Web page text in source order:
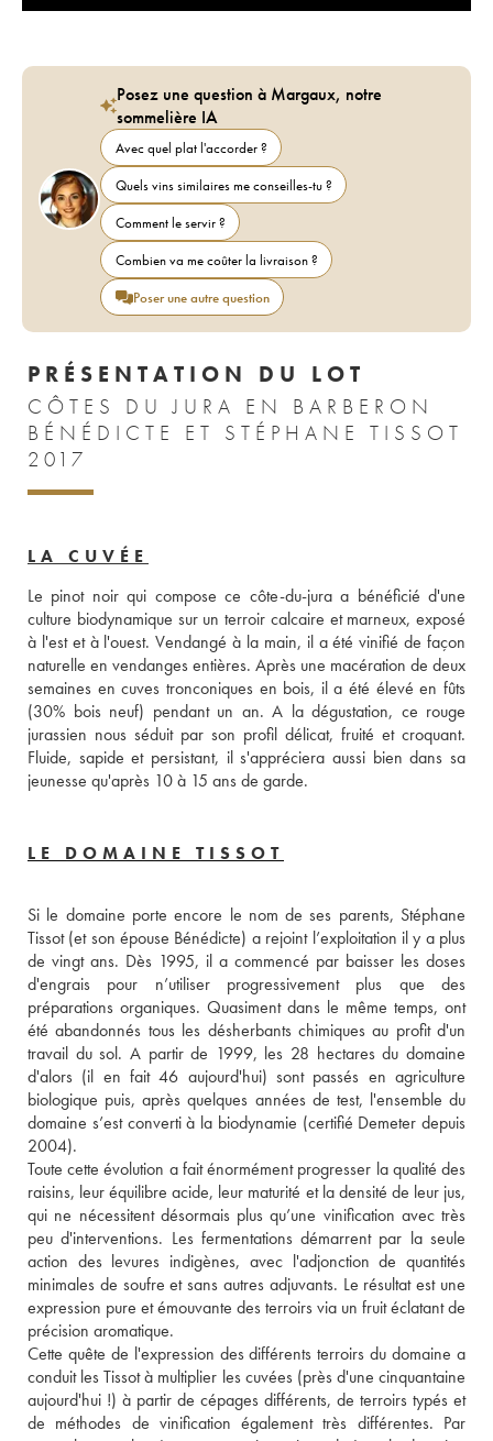
Posez une question à Margaux, notre
sommelière IA
Avec quel plat l'accorder ?
Quels vins similaires me conseilles-tu ?
Comment le servir ?
Combien va me coûter la livraison ?
Poser une autre question
PRÉSENTATION DU LOT
CÔTES DU JURA EN BARBERON
BÉNÉDICTE ET STÉPHANE TISSOT
2017
LA CUVÉE
Le pinot noir qui compose ce côte-du-jura a bénéficié d'une
culture biodynamique sur un terroir calcaire et marneux, exposé
à l'est et à l'ouest. Vendangé à la main, il a été vinifié de façon
naturelle en vendanges entières. Après une macération de deux
semaines en cuves tronconiques en bois, il a été élevé en fûts
(30% bois neuf) pendant un an. A la dégustation, ce rouge
jurassien nous séduit par son profil délicat, fruité et croquant.
Fluide, sapide et persistant, il s'appréciera aussi bien dans sa
LE DOMAINE TISSOT
Si le domaine porte encore le nom de ses parents, Stéphane
Tissot (et son épouse Bénédicte) a rejoint l’exploitation il y a plus
de vingt ans. Dès 1995, il a commencé par baisser les doses
d'engrais pour n’utiliser progressivement plus que des
préparations organiques. Quasiment dans le même temps, ont
été abandonnés tous les désherbants chimiques au profit d'un
travail du sol. A partir de 1999, les 28 hectares du domaine
d'alors (il en fait 46 aujourd'hui) sont passés en agriculture
biologique puis, après quelques années de test, l'ensemble du
domaine s’est converti à la biodynamie (certifié Demeter depuis
2004).
Toute cette évolution a fait énormément progresser la qualité des
raisins, leur équilibre acide, leur maturité et la densité de leur jus,
qui ne nécessitent désormais plus qu’une vinification avec très
peu d'interventions. Les fermentations démarrent par la seule
action des levures indigènes, avec l'adjonction de quantités
minimales de soufre et sans autres adjuvants. Le résultat est une
expression pure et émouvante des terroirs via un fruit éclatant de
précision aromatique.
Cette quête de l'expression des différents terroirs du domaine a
conduit les Tissot à multiplier les cuvées (près d'une cinquantaine
aujourd'hui !) à partir de cépages différents, de terroirs typés et
de méthodes de vinification également très différentes. Par